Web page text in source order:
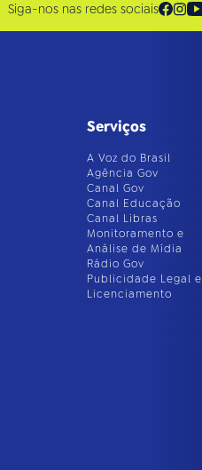
Siga-nos nas redes sociais
Serviços
A Voz do Brasil
Agência Gov
Canal Gov
Canal Educação
Canal Libras
Monitoramento e
Análise de Mídia
Rádio Gov
Publicidade Legal e
Licenciamento